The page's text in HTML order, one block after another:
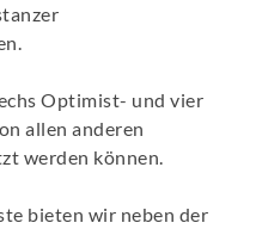
Optimist- und vier
allen anderen
werden können.
bieten wir neben der